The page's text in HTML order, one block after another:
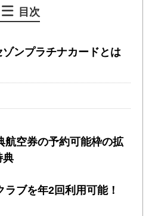
目次
ンプラチナカードとは
航空券の予約可能枠の拡
典
ラブを年2回利用可能！